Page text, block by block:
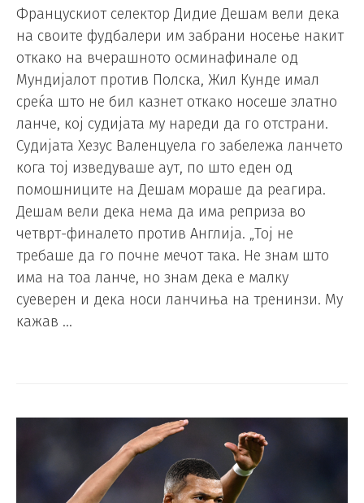
Францускиот селектор Дидие Дешам вели дека
на своите фудбалери им забрани носење накит
откако на вчерашното осминафинале од
Мундијалот против Полска, Жил Кунде имал
среќа што не бил казнет откако носеше златно
ланче, кој судијата му нареди да го отстрани.
Судијата Хезус Валенцуела го забележа ланчето
кога тој изведувашe аут, по што еден од
помошниците на Дешам мораше да реагира.
Дешам вели дека нема да има реприза во
четврт-финалето против Англија. „Тој не
требаше да го почне мечот така. Не знам што
има на тоа ланче, но знам дека е малку
суеверен и дека носи ланчиња на тренинзи. Му
кажав …